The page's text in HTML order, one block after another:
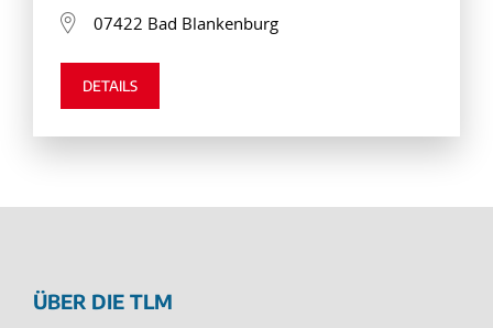
07422 Bad Blankenburg
DETAILS
ÜBER DIE TLM